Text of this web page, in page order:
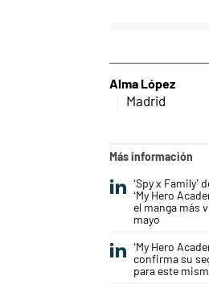
Alma López
Madrid
Más información
‘Spy x Family’
‘My Hero
el manga más
mayo
‘My Hero
confirma su
para este